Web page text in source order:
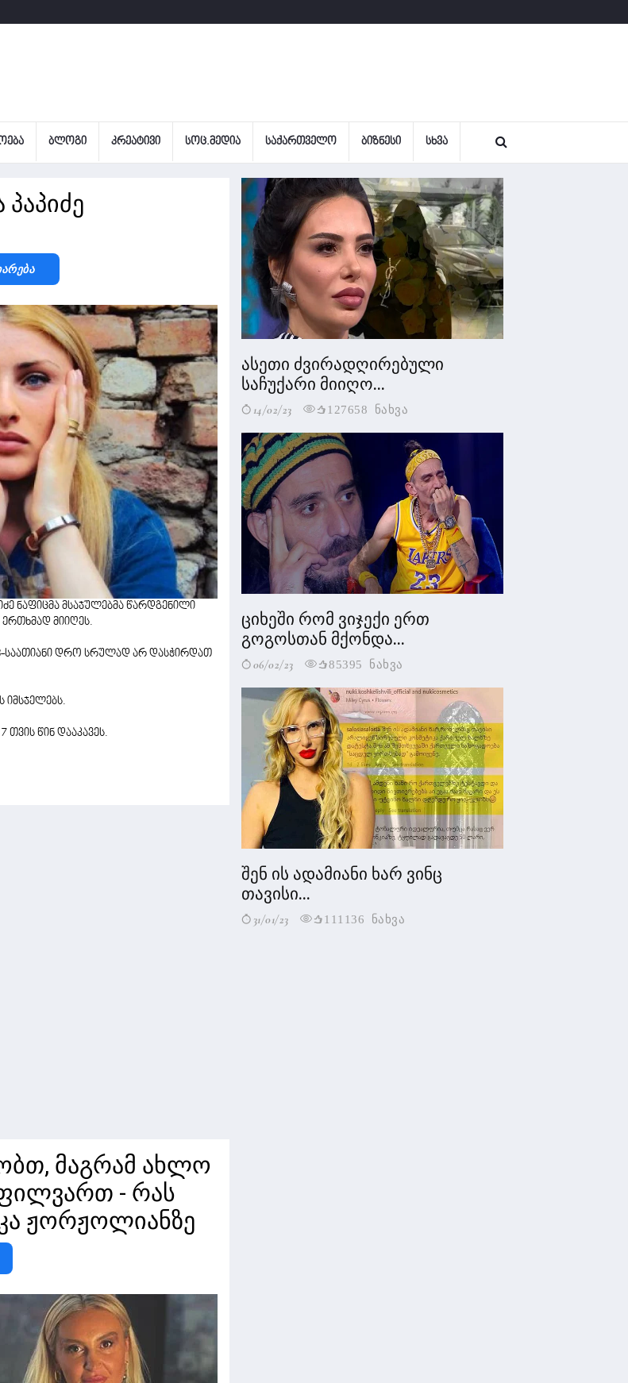
ᲑᲚᲝᲒᲘ ᲙᲠᲔᲐᲢᲘᲕᲘ ᲡᲝᲪ.ᲛᲔᲓᲘᲐ ᲡᲐᲥᲐᲠᲗᲕᲔᲚᲝ ᲑᲘᲖᲜᲔᲡᲘ ᲡᲮᲕᲐ
ნაფიცმა მსაჯულებმა წარდგენილი
მიიღეს.
საათიანი დრო სრულად არ დასჭირდათ
იმსჯელებს.
წინ დააკავეს.
მაგრამ ახლო
- რას
ჟორჟოლიანზე
ასეთი ძვირადღირებული
საჩუქარი მიიღო...
14/02/23 127658 ნახვა
ციხეში რომ ვიჯექი ერთ
გოგოსთან მქონდა...
06/02/23 85395 ნახვა
შენ ის ადამიანი ხარ ვინც
თავისი...
31/01/23 111136 ნახვა